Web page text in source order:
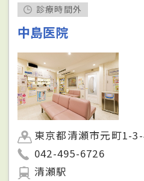
診療時間外
中島医院
東京都清瀬市元町1-
042-495-6726
清瀬駅